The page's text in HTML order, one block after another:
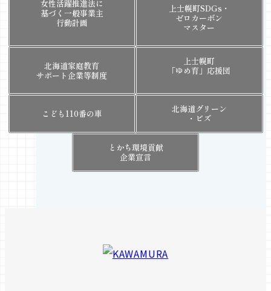
女性活躍推進法に
基づく一般事業主
行動計画
上士幌町SDGs・
ゼロカーボン
マスター
北海道家庭教育
サポート企業等制度
上士幌町
「ゆめ育」応援団
こども110番の車
北海道グリーン
・ビズ
とかち環境貢献
企業宣言